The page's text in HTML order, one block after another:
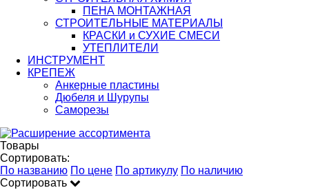
ПЕНА МОНТАЖНАЯ
СТРОИТЕЛЬНЫЕ МАТЕРИАЛЫ
КРАСКИ и СУХИЕ СМЕСИ
УТЕПЛИТЕЛИ
ИНСТРУМЕНТ
КРЕПЕЖ
Анкерные пластины
Дюбеля и Шурупы
Саморезы
Товары
Сортировать:
По названию По цене По артикулу По наличию
Сортировать